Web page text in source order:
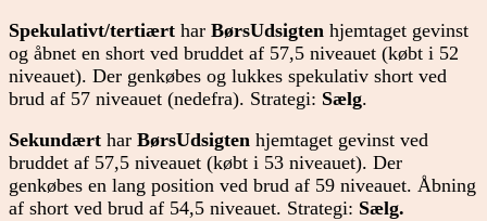
Spekulativt/tertiært har BørsUdsigten hjemtaget gevinst
og åbnet en short ved bruddet af 57,5 niveauet (købt i 52
niveauet). Der genkøbes og lukkes spekulativ short ved
brud af 57 niveauet (nedefra). Strategi: Sælg.
Sekundært har BørsUdsigten hjemtaget gevinst ved
bruddet af 57,5 niveauet (købt i 53 niveauet). Der
genkøbes en lang position ved brud af 59 niveauet. Åbning
af short ved brud af 54,5 niveauet. Strategi: Sælg.